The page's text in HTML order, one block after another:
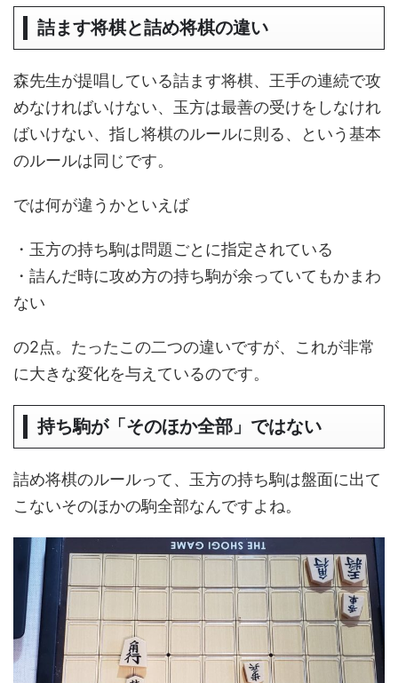
詰ます将棋と詰め将棋の違い
森先生が提唱している詰ます将棋、王手の連続で攻
めなければいけない、玉方は最善の受けをしなけれ
ばいけない、指し将棋のルールに則る、という基本
のルールは同じです。
では何が違うかといえば
・玉方の持ち駒は問題ごとに指定されている
・詰んだ時に攻め方の持ち駒が余っていてもかまわ
ない
の2点。たったこの二つの違いですが、これが非常
に大きな変化を与えているのです。
持ち駒が「そのほか全部」ではない
詰め将棋のルールって、玉方の持ち駒は盤面に出て
こないそのほかの駒全部なんですよね。